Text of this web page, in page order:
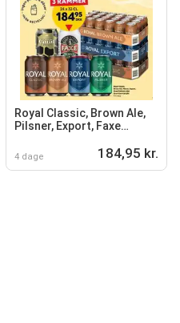
Royal Classic, Brown Ale,
Pilsner, Export, Faxe
4,6-5,8%
4 dage 184,95 kr.